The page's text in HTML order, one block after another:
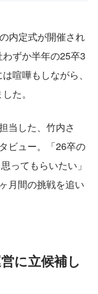
内定式が開催され
ずか半年の25卒3
喧嘩もしながら、
た。
当した、竹内さ
ビュー。「26卒の
ってもらいたい」
月間の挑戦を追い
に立候補し